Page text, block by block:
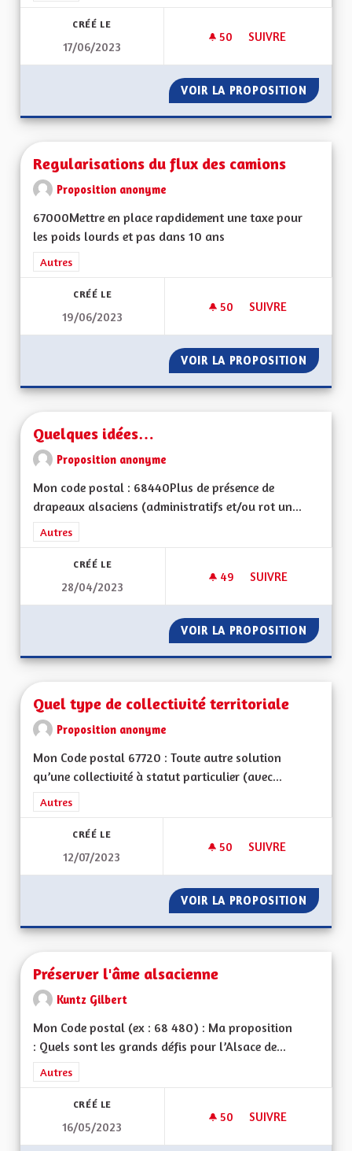
CRÉÉ LE
17/06/2023
50 50 ABONNÉS
SUIVRE
VOIR LA PROPOSITION
Regularisations du flux des camions
Proposition anonyme
67000Mettre en place rapdidement une taxe pour
les poids lourds et pas dans 10 ans
Filtrer les résultats de la catégorie : Autres
Autres
CRÉÉ LE
19/06/2023
50 50 ABONNÉS
SUIVRE
VOIR LA PROPOSITION
Quelques idées…
Proposition anonyme
Mon code postal : 68440Plus de présence de
drapeaux alsaciens (administratifs et/ou rot un...
Filtrer les résultats de la catégorie : Autres
Autres
CRÉÉ LE
28/04/2023
49 49 ABONNÉS
SUIVRE
VOIR LA PROPOSITION
Quel type de collectivité territoriale
Proposition anonyme
Mon Code postal 67720 : Toute autre solution
qu’une collectivité à statut particulier (avec...
Filtrer les résultats de la catégorie : Autres
Autres
CRÉÉ LE
12/07/2023
50 50 ABONNÉS
SUIVRE
VOIR LA PROPOSITION QUEL
Préserver l'âme alsacienne
Kuntz Gilbert
Mon Code postal (ex : 68 480) : Ma proposition
: Quels sont les grands défis pour l’Alsace de...
Filtrer les résultats de la catégorie : Autres
Autres
CRÉÉ LE
16/05/2023
50 50 ABONNÉS
SUIVRE